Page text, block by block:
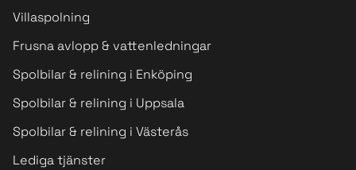
Villaspolning
Frusna avlopp & vattenledningar
Spolbilar & relining i Enköping
Spolbilar & relining i Uppsala
Spolbilar & relining i Västerås
Lediga tjänster